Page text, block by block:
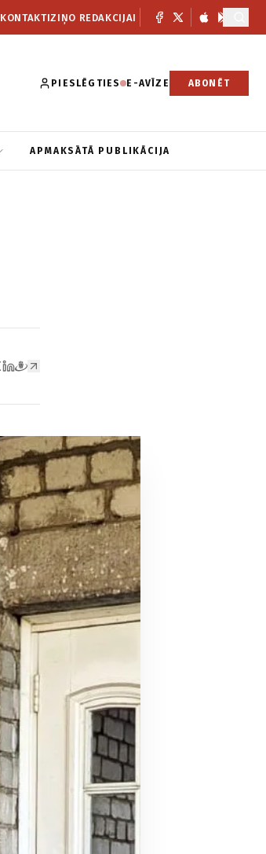
KONTAKTIZIŅO REDAKCIJAI
PIESLĒGTIES E-AVĪZE ABONĒT
APMAKSĀTĀ PUBLIKĀCIJA